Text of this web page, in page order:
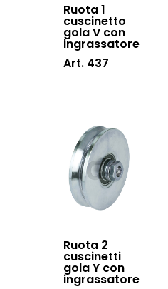
Ruota 1
cuscinetto
gola V con
ingrassatore
Art. 437
Ruota 2
cuscinetti
gola Y con
ingrassatore